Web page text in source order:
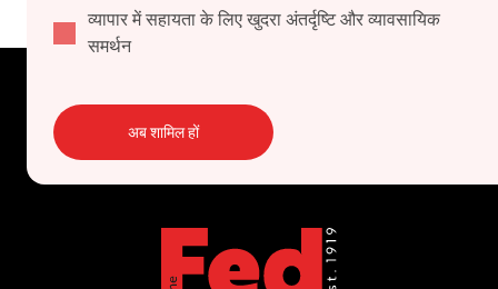
व्यापार में सहायता के लिए खुदरा अंतर्दृष्टि और व्यावसायिक
समर्थन
अब शामिल हों